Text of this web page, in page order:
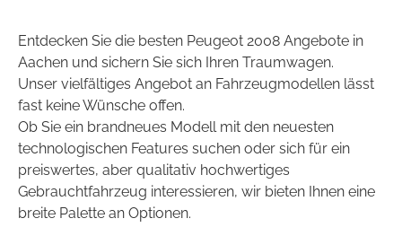
Entdecken Sie die besten Peugeot 2008 Angebote in
Aachen und sichern Sie sich Ihren Traumwagen.
Unser vielfältiges Angebot an Fahrzeugmodellen lässt
fast keine Wünsche offen.
Ob Sie ein brandneues Modell mit den neuesten
technologischen Features suchen oder sich für ein
preiswertes, aber qualitativ hochwertiges
Gebrauchtfahrzeug interessieren, wir bieten Ihnen eine
breite Palette an Optionen.